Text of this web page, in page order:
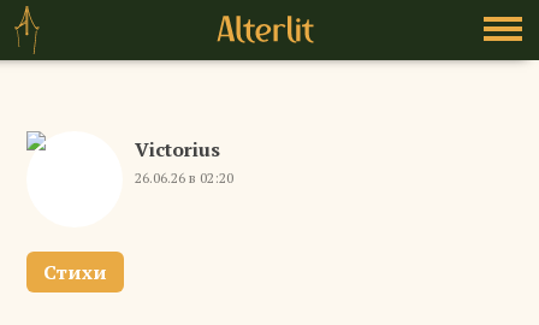
Victorius
26.06.26 в 02:20
Стихи